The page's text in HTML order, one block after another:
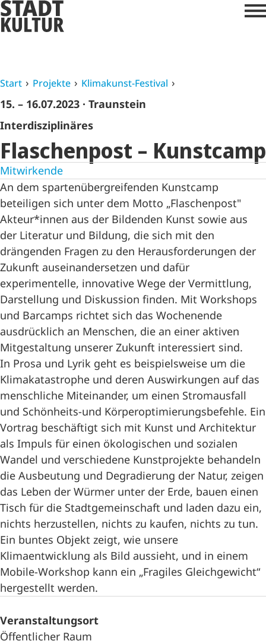
Start Projekte Klimakunst-Festival
15. – 16.07.2023 · Traunstein
Interdisziplinäres
Flaschenpost – Kunstcamp
Mitwirkende
An dem spartenübergreifenden Kunstcamp
beteiligen sich unter dem Motto „Flaschenpost"
Akteur*innen aus der Bildenden Kunst sowie aus
der Literatur und Bildung, die sich mit den
drängenden Fragen zu den Herausforderungen der
Zukunft auseinandersetzen und dafür
experimentelle, innovative Wege der Vermittlung,
Darstellung und Diskussion finden. Mit Workshops
und Barcamps richtet sich das Wochenende
ausdrücklich an Menschen, die an einer aktiven
Mitgestaltung unserer Zukunft interessiert sind.
In Prosa und Lyrik geht es beispielsweise um die
Klimakatastrophe und deren Auswirkungen auf das
menschliche Miteinander, um einen Stromausfall
und Schönheits-und Körperoptimierungsbefehle. Ein
Vortrag beschäftigt sich mit Kunst und Architektur
als Impuls für einen ökologischen und sozialen
Wandel und verschiedene Kunstprojekte behandeln
die Ausbeutung und Degradierung der Natur, zeigen
das Leben der Würmer unter der Erde, bauen einen
Tisch für die Stadtgemeinschaft und laden dazu ein,
nichts herzustellen, nichts zu kaufen, nichts zu tun.
Ein buntes Objekt zeigt, wie unsere
Klimaentwicklung als Bild aussieht, und in einem
Mobile-Workshop kann ein „Fragiles Gleichgewicht“
hergestellt werden.
Veranstaltungsort
Öffentlicher Raum